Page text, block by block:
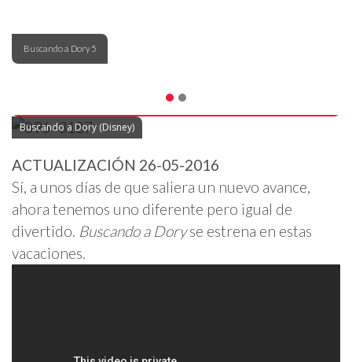
Buscando a Dory 5
Buscando a Dory (Disney)
ACTUALIZACIÓN 26-05-2016
Sí, a unos días de que saliera un nuevo avance,
ahora tenemos uno diferente pero igual de
divertido. Buscando a Doryse estrena en estas
vacaciones.